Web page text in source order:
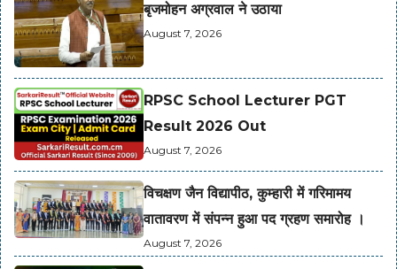
बृजमोहन अग्रवाल ने उठाया
August 7, 2026
RPSC School Lecturer PGT
Result 2026 Out
August 7, 2026
विचक्षण जैन विद्यापीठ, कुम्हारी में गरिमामय
वातावरण में संपन्न हुआ पद ग्रहण समारोह ।
August 7, 2026